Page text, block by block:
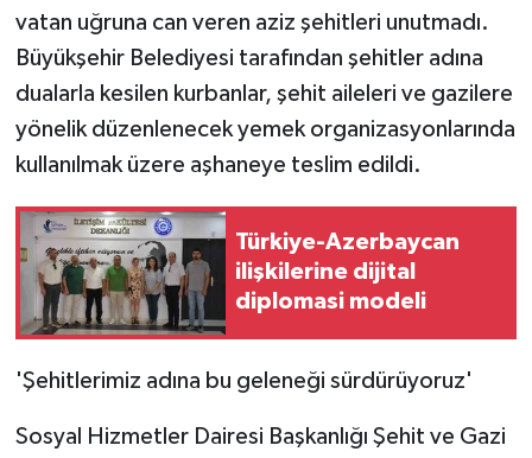
vatan uğruna can veren aziz şehitleri unutmadı.
Büyükşehir Belediyesi tarafından şehitler adına
dualarla kesilen kurbanlar, şehit aileleri ve gazilere
yönelik düzenlenecek yemek organizasyonlarında
kullanılmak üzere aşhaneye teslim edildi.
Türkiye-Azerbaycan
ilişkilerine dijital
diplomasi modeli
'Şehitlerimiz adına bu geleneği sürdürüyoruz'
Sosyal Hizmetler Dairesi Başkanlığı Şehit ve Gazi
Yaşam